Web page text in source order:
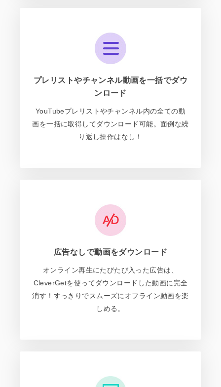
プレリストやチャンネル動画を一括でダウ
ンロード
YouTubeプレリストやチャンネル内の全ての動
画を一括に取得してダウンロード可能。面倒な繰
り返し操作はなし！
広告なしで動画をダウンロード
オンライン再生にたびたび入った広告は、
CleverGetを使ってダウンロードした動画に完全
消す！すっきりでスムーズにオフライン動画を楽
しめる。